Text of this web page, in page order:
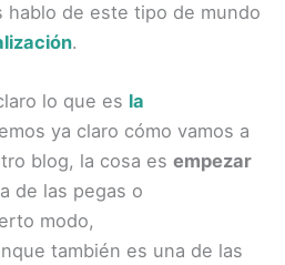
hablo de este tipo de mundo
.
lo que es la
ya claro cómo vamos a
blog, la cosa es empezar
de las pegas o
modo,
también es una de las